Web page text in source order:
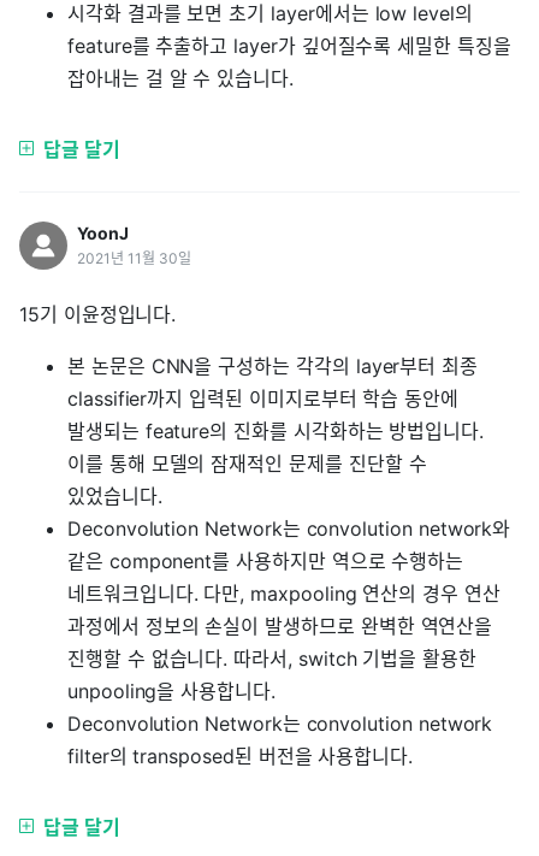
시각화 결과를 보면 초기 layer에서는 low level의
feature를 추출하고 layer가 깊어질수록 세밀한 특징을
잡아내는 걸 알 수 있습니다.
답글 달기
YoonJ
2021년 11월 30일
15기 이윤정입니다.
본 논문은 CNN을 구성하는 각각의 layer부터 최종
classifier까지 입력된 이미지로부터 학습 동안에
발생되는 feature의 진화를 시각화하는 방법입니다.
이를 통해 모델의 잠재적인 문제를 진단할 수
있었습니다.
Deconvolution Network는 convolution network와
같은 component를 사용하지만 역으로 수행하는
네트워크입니다. 다만, maxpooling 연산의 경우 연산
과정에서 정보의 손실이 발생하므로 완벽한 역연산을
진행할 수 없습니다. 따라서, switch 기법을 활용한
unpooling을 사용합니다.
Deconvolution Network는 convolution network
filter의 transposed된 버전을 사용합니다.
답글 달기